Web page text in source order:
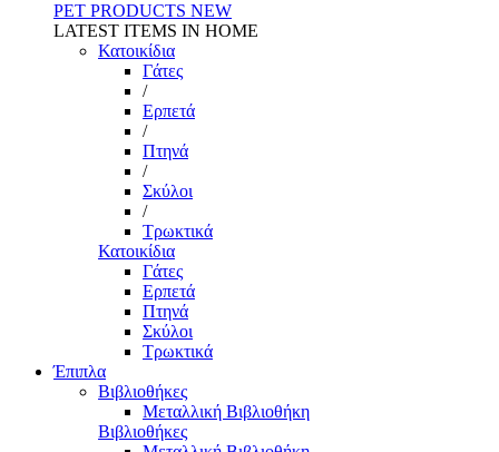
PET PRODUCTS NEW
LATEST ITEMS IN HOME
Κατοικίδια
Γάτες
/
Ερπετά
/
Πτηνά
/
Σκύλοι
/
Τρωκτικά
Κατοικίδια
Γάτες
Ερπετά
Πτηνά
Σκύλοι
Τρωκτικά
Έπιπλα
Βιβλιοθήκες
Μεταλλική Βιβλιοθήκη
Βιβλιοθήκες